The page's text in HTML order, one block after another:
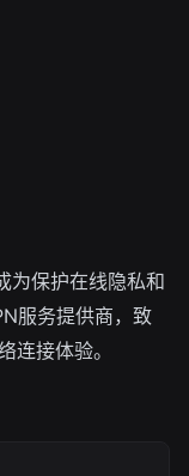
为保护在线隐私和
服务提供商，致
连接体验。